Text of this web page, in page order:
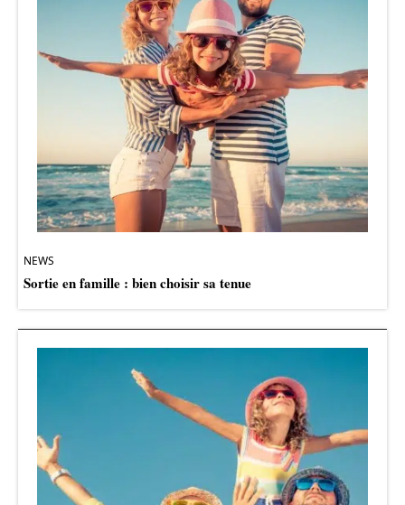
NEWS
Sortie en famille : bien choisir sa tenue